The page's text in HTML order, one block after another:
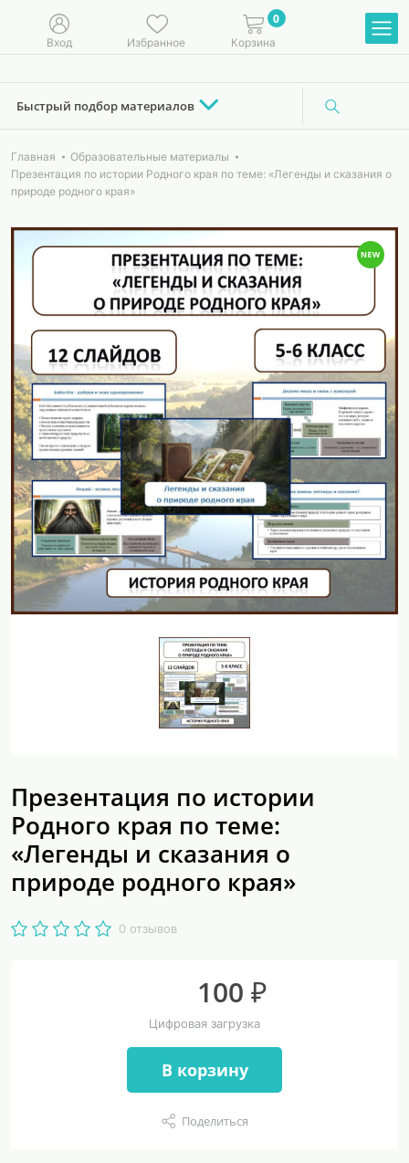
Вход Избранное
0
Корзина
Быстрый подбор материалов
Главная
Образовательные материалы
Презентация по истории Родного края по теме: «Легенды и сказания о
природе родного края»
Презентация по истории
Родного края по теме:
«Легенды и сказания о
природе родного края»
0 отзывов
100 ₽
Цифровая загрузка
В корзину
Поделиться